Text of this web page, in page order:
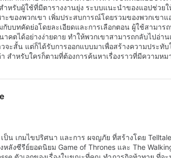
ำหรับผู้ใช้ที่มีตารางงานยุ่ง ระบบแนะนำของแอปช่วย
ะของพวกเขา เพิ่มประสบการณ์โดยรวมของพวกเขา
กับบทคัดย่อโดยละเอียดและการเลือกตอน ผู้ใช้สามา
าคตได้อย่างง่ายดาย ทำให้พวกเขาสามารถกลับไปอ่าน
จะสั้น แต่ก็ได้รับการออกแบบมาเพื่อสร้างความประทั
สำหรับใครก็ตามที่ต้องการค้นหาเรื่องราวที่มีความห
ป็น เกมไขปริศนา และการ ผจญภัย ที่สร้างโดย
งหลังซีรีย์ยอดนิยม Game of Thrones และ The